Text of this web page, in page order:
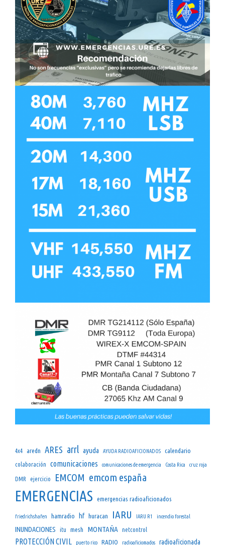
4x4 aredn ARES arrl ayuda AYUDA RADIOAFICIONADOS calendario
colaboración comunicaciones comunicaciones de emergencia Costa Rica cruz roja
DMR ejercicio EMCOM emcom españa
EMERGENCIAS emergencias radioaficionados
friedrichshafen hamradio hf huracan IARU IARU R1 incendio forestal
INUNDACIONES itu mesh MONTAÑA netcontrol
PROTECCIÓN CIVIL puerto rico RADIO radioaficiomados radioaficionada